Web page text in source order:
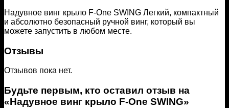
Надувное винг крыло F-One SWING Легкий, компактный
и абсолютно безопасный ручной винг, который вы
можете запустить в любом месте.
Отзывы
Отзывов пока нет.
Будьте первым, кто оставил отзыв на
«Надувное винг крыло F-One SWING»